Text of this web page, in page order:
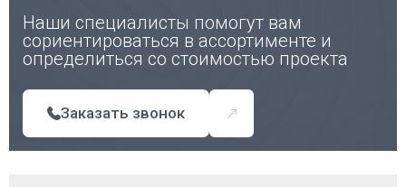
Наши специалисты помогут вам
сориентироваться в ассортименте и
определиться со стоимостью проекта
Заказать звонок